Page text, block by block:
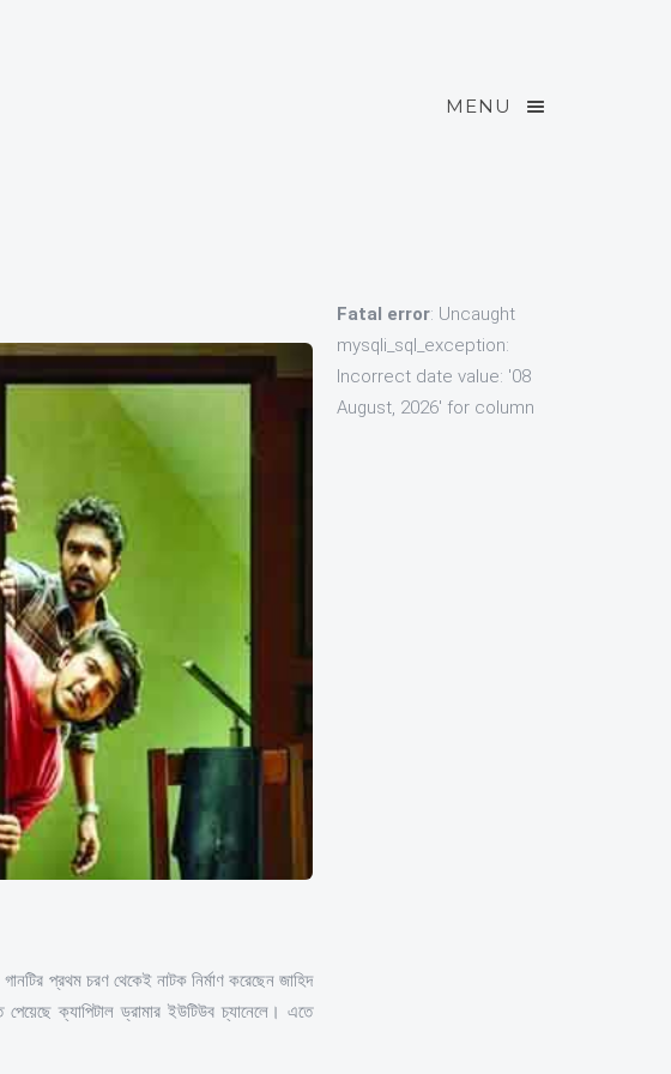
MENU
প্রথম চরণ থেকেই নাটক নির্মাণ করেছেন জাহিদ
ক্যাপিটাল ড্রামার ইউটিউব চ্যানেলে। এতে
Fatal error: Uncaught
mysqli_sql_exception:
Incorrect date value: '08
August, 2026' for column